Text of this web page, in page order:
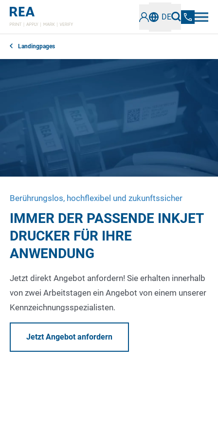
DE
Landingpages
Berührungslos, hochflexibel und zukunftssicher
IMMER DER PASSENDE INKJET
DRUCKER FÜR IHRE
ANWENDUNG
Jetzt direkt Angebot anfordern! Sie erhalten innerhalb
von zwei Arbeitstagen ein Angebot von einem unserer
Kennzeichnungsspezialisten.
Jetzt Angebot anfordern